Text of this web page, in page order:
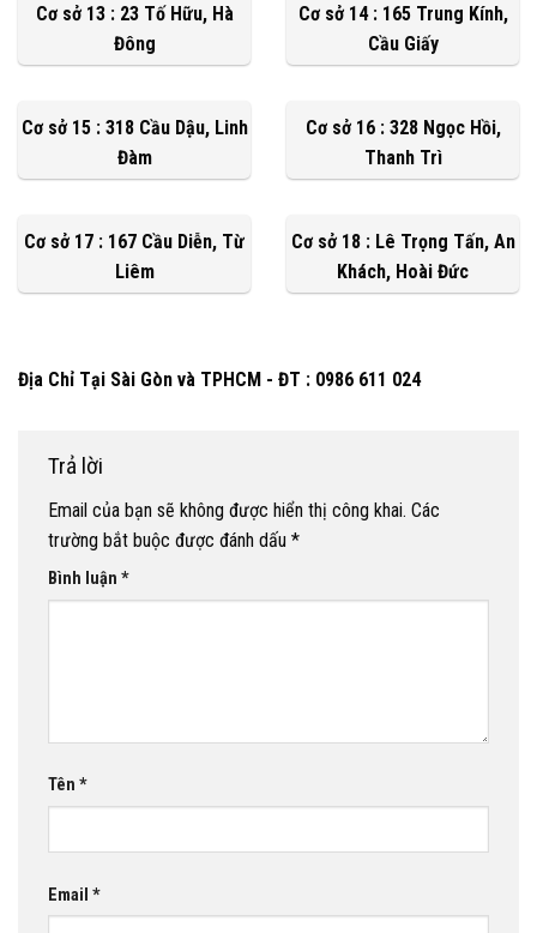
Cơ sở 13 : 23 Tố Hữu, Hà
Đông
Cơ sở 14 : 165 Trung Kính,
Cầu Giấy
Cơ sở 15 : 318 Cầu Dậu, Linh
Đàm
Cơ sở 16 : 328 Ngọc Hồi,
Thanh Trì
Cơ sở 17 : 167 Cầu Diễn, Từ
Liêm
Cơ sở 18 : Lê Trọng Tấn, An
Khách, Hoài Đức
Địa Chỉ Tại Sài Gòn và TPHCM - ĐT : 0986 611 024
Trả lời
Email của bạn sẽ không được hiển thị công khai. Các
trường bắt buộc được đánh dấu *
Bình luận *
Tên *
Email *